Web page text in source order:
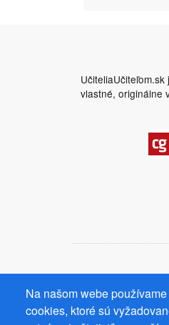
vlastné, originálne
Na našom webe
cookies, ktoré sú